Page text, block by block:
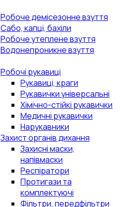
Робоче демісезонне взуття
Сабо, капці, бахіли
Робоче утеплене взуття
Водонепроникне взуття
Робочі рукавиці
Рукавиці, краги
Рукавички універсальні
Хімічно-стійкі рукавички
Медичні рукавички
Нарукавники
Захист органів дихання
Захисні маски,
напівмаски
Респіратори
Протигази та
комплектуючі
Фільтри, передфільтри